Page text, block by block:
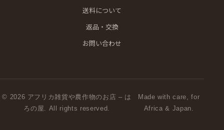
送料について
返品・交換
お問い合わせ
© 2026 アフリカ雑貨や農作物のお店 – は
ろの屋. All rights reserved.
Made with care, for
Africa & Japan.